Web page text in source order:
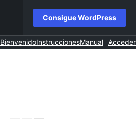
Consigue WordPress
BienvenidoInstruccionesManual Acceder